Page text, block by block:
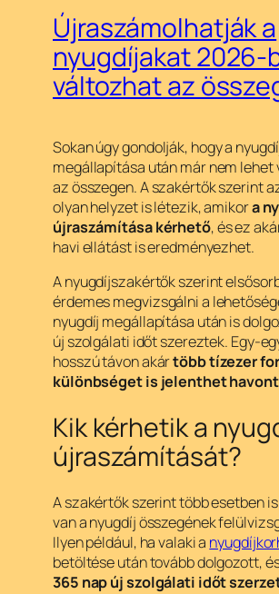
Újraszámolhatják a
nyugdíjakat 2026-
változhat az
Sokan úgy gondolják, hogy a
megállapítása után már nem
az összegen. A szakértők szerint
olyan helyzet is létezik, amikora
újraszámítása kérhető, és ez
havi ellátást is eredményezhet.
A nyugdíjszakértők szerint
érdemes megvizsgálni a
nyugdíj megállapítása után is
új szolgálati időt szereztek. Egy-
hosszú távon akártöbb tízezer
különbséget is jelenthet
Kik kérhetik a
újraszámítását?
A szakértők szerint több esetben
van a nyugdíj összegének
Ilyen például, ha valaki a
betöltése után tovább dolgozott,
365 nap új szolgálati időt